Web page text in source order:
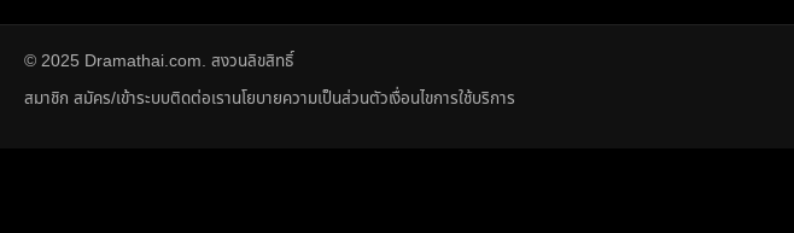
© 2025 Dramathai.com. สงวนลิขสิทธิ์
สมาชิก สมัคร/เข้าระบบติดต่อเรานโยบายความเป็นส่วนตัวเงื่อนไขการใช้บริการ